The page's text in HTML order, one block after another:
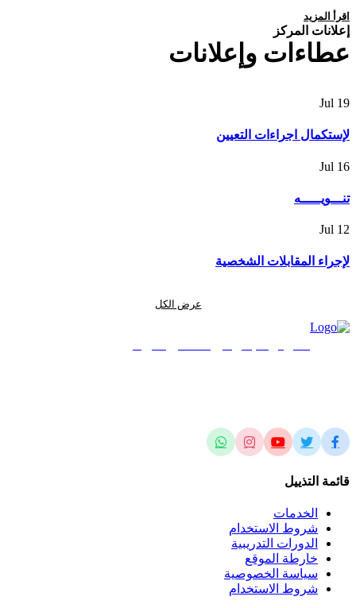
اقرأ المزيد
إعلانات المركز
عطاءات وإعلانات
19
Jul
لإستكمال اجراءات التعيين
16
Jul
تنـــويـــــه
12
Jul
لإجراء المقابلات الشخصية
عرض الكل
قائمة التذييل
الخدمات
شروط الاستخدام
الدورات التدريبية
خارطة الموقع
سياسة الخصوصية
شروط الاستخدام